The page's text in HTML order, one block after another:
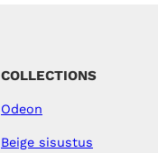
COLLECTIONS
Odeon
Beige sisustus